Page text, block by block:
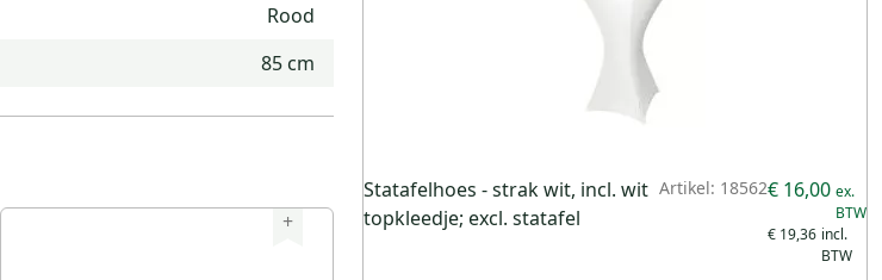
Rood
85 cm
+
Statafelhoes - strak wit, incl. wit
topkleedje; excl. statafel
Artikel: 18562
€ 19,36
€ 16,00